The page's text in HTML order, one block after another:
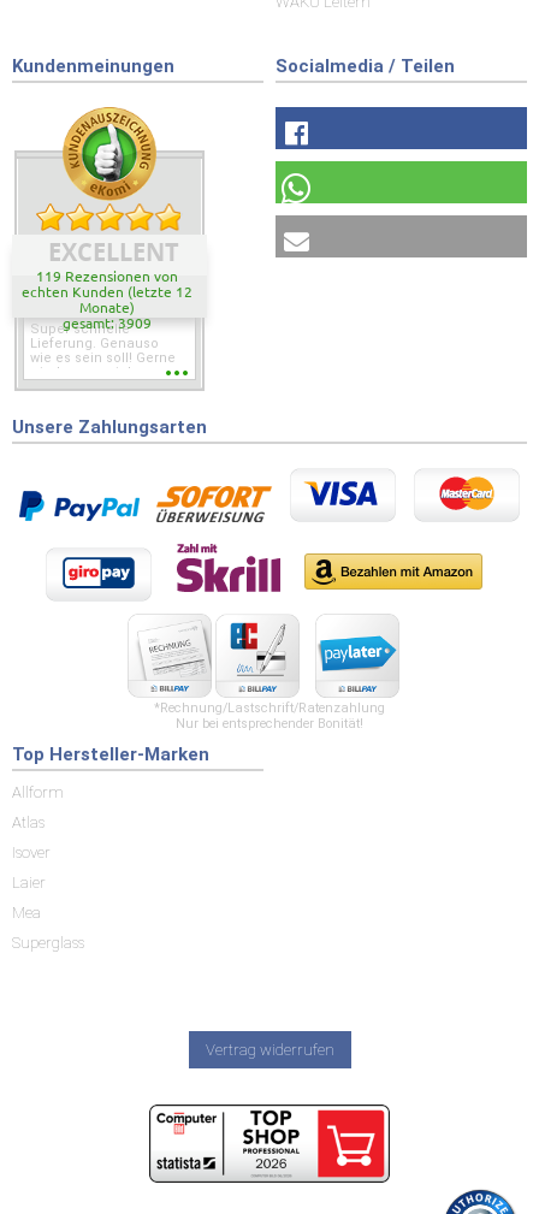
Kundenmeinungen
EXCELLENT
119 Rezensionen von
echten Kunden (letzte 12
Monate)
gesamt: 3909
Super schnelle
Lieferung. Genauso
wie es sein soll! Gerne
wieder wenn ich was
Socialmedia / Teilen
Unsere Zahlungsarten
*Rechnung/Lastschrift/Ratenzahlung
Nur bei entsprechender Bonität!
Top Hersteller-Marken
Allform
Atlas
Isover
Laier
Mea
Superglass
Vertrag widerrufen